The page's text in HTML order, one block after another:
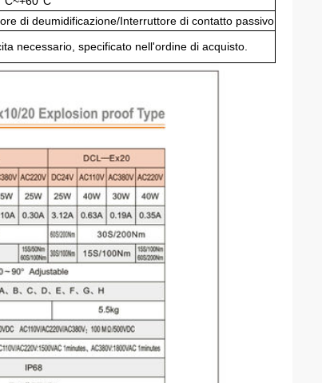
di deumidificazione/Interruttore di contatto passivo
necessario, specificato nell'ordine di acquisto.